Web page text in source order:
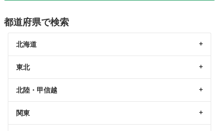
都道府県で検索
北海道
東北
北陸・甲信越
関東